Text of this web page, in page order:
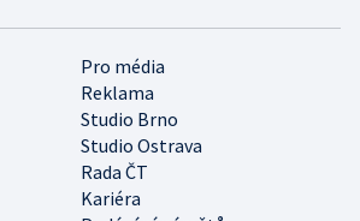
Pro média
Reklama
Studio Brno
Studio Ostrava
Rada ČT
Kariéra